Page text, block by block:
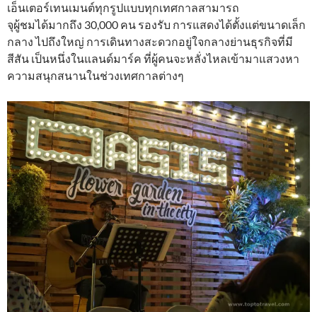
เอ็นเตอร์เทนเมนต์ทุกรูปแบบทุกเทศกาลสามารถ
จุผู้ชมได้มากถึง 30,000 คน รองรับ การแสดงได้ตั้งแต่ขนาดเล็ก
กลาง ไปถึงใหญ่ การเดินทางสะดวกอยู่ใจกลางย่านธุรกิจที่มี
สีสัน เป็นหนึ่งในแลนด์มาร์ค ที่ผู้คนจะหลั่งไหลเข้ามาแสวงหา
ความสนุกสนานในช่วงเทศกาลต่างๆ